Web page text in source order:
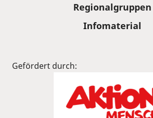
Regionalgruppen
Infomaterial
Gefördert durch: